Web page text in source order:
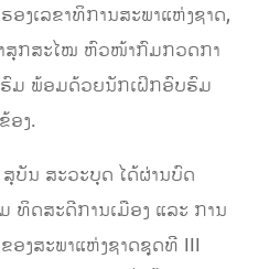
ອງເລຂາທິການສະພາແຫ່ງຊາດ,
ສຸກສະໄໝ ຫົວໜ້າກົມກວດກາ
ມ ພ້ອມດ້ວຍນັກເຝິກອົບຮົມ
ອງ.
ບັນ ສະວະບຸດ ໄດ້ຜ່ານບົດ
ທິດສະດີການເມືອງ ແລະ ການ
ອງສະພາແຫ່ງຊາດຊຸດທີ III